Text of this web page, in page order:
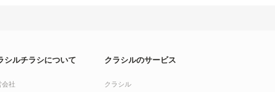
シルチラシについて
社
クラシルのサービス
クラシル